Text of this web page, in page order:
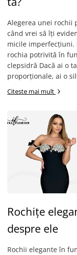
Alegerea unei rochii
când vrei să îți
micile imperfecțiuni.
rochia potrivită în
clepsidră Dacă ai o
proporționale, ai o
Citeste mai mult
Rochițe
despre ele
Rochii elegante în